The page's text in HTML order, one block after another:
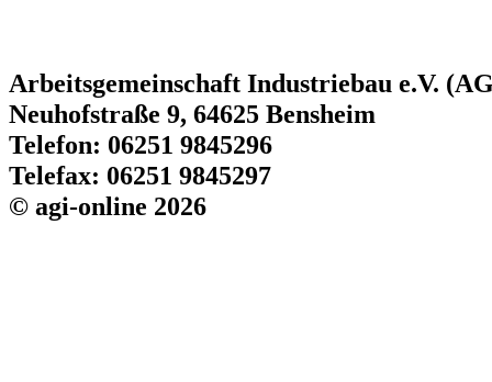
Arbeitsgemeinschaft Industriebau e.V.
Neuhofstraße 9, 64625 Bensheim
Telefon: 06251 9845296
Telefax: 06251 9845297
© agi-online 2026